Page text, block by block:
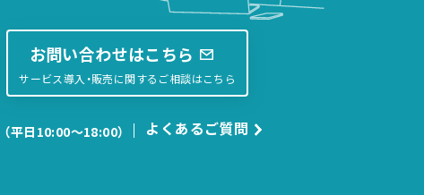
お問い合わせはこちら
サービス導入・販売に関するご相談はこちら
（平日10:00〜18:00） よくあるご質問